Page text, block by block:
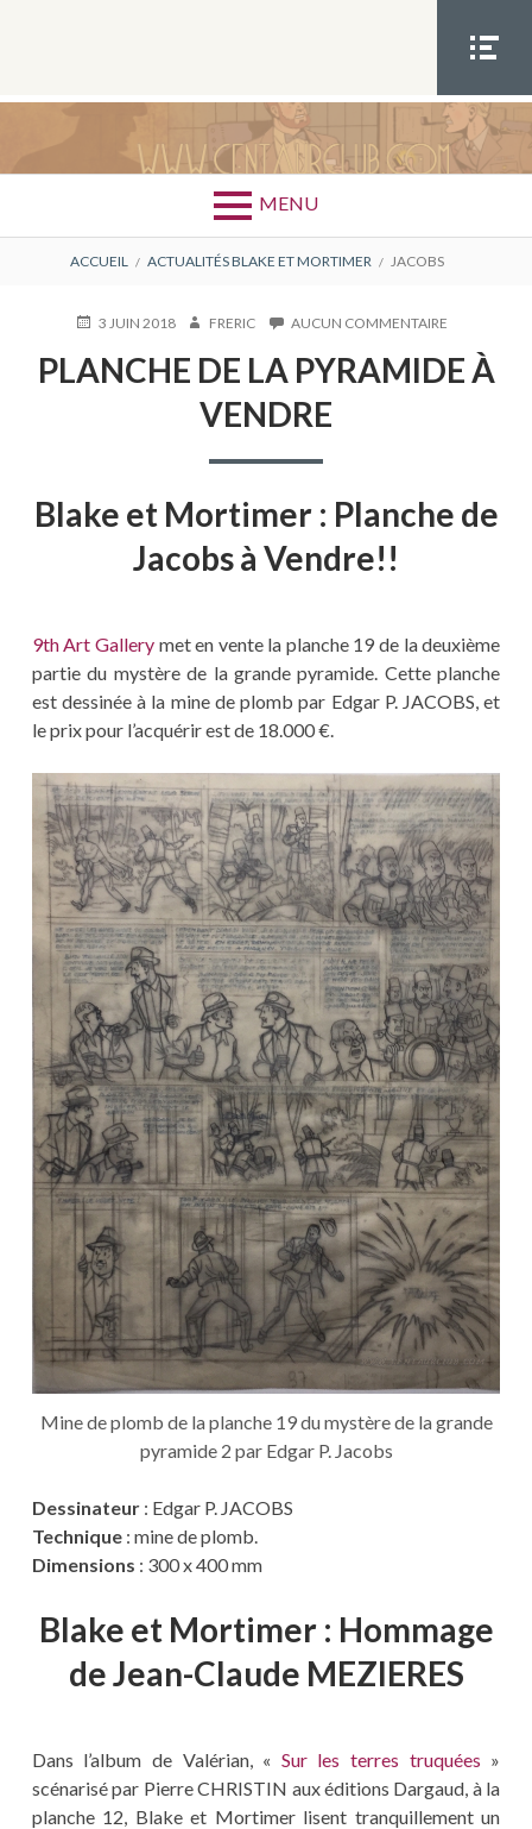
MEN
U
SOCIA
ÉTIQUETTE : JACOBS
MENU
FIL
D'ARIANE
ACCUEIL ACTUALITÉS BLAKE ET MORTIMER JACOBS
PUBLIÉ3 JUIN 2018 AUTEUR
FRERIC AUCUN COMMENTAIRE
DE
LA
PLANCHE DE LA PYRAMIDE À
VENDRE
Blake et Mortimer : Planche de
Jacobs à Vendre!!
9th Art Gallery met en vente la planche 19 de la deuxième
partie du mystère de la grande pyramide. Cette planche
est dessinée à la mine de plomb par Edgar P. JACOBS, et
le prix pour l’acquérir est de 18.000 €.
Mine de plomb de la planche 19 du mystère de la grande
pyramide 2 par Edgar P. Jacobs
Dessinateur: Edgar P. JACOBS
Technique: mine de plomb.
Dimensions : 300 x 400 mm
Blake et Mortimer : Hommage
de Jean-Claude MEZIERES
Dans l’album de Valérian, « Sur les terres truquées »
scénarisé par Pierre CHRISTIN aux éditions Dargaud, à la
planche 12, Blake et Mortimer lisent tranquillement un